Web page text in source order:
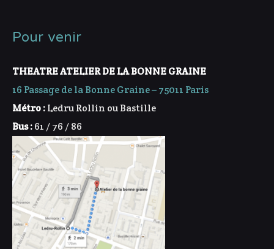
Pour venir
THEATRE ATELIER DE LA BONNE GRAINE
16 Passage de la Bonne Graine – 75011 Paris
Métro :Ledru Rollin ou Bastille
Bus :61 / 76 / 86